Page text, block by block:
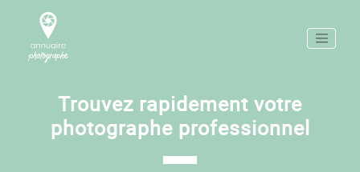
Trouvez rapidement votre
photographe professionnel